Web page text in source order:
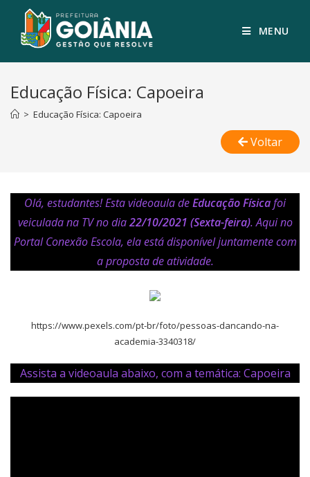
MENU
Educação Física: Capoeira
> Educação Física: Capoeira
Voltar
Olá, estudantes! Esta videoaula deEducação Físicafoi
veiculada na TV no dia22/10/2021 (Sexta-feira). Aqui no
Portal Conexão Escola, ela está disponível juntamente com
a proposta de atividade.
https://www.pexels.com/pt-br/foto/pessoas-dancando-na-
academia-3340318/
Assista a videoaula abaixo, com a temática: Capoeira